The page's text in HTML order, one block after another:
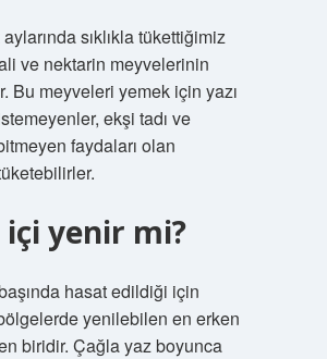
sıklıkla tükettiğimiz
ve nektarin meyvelerinin
Bu meyveleri yemek için yazı
ekşi tadı ve
faydaları olan
içi yenir mi?
hasat edildiği için
yenilebilen en erken
biridir. Çağla yaz boyunca